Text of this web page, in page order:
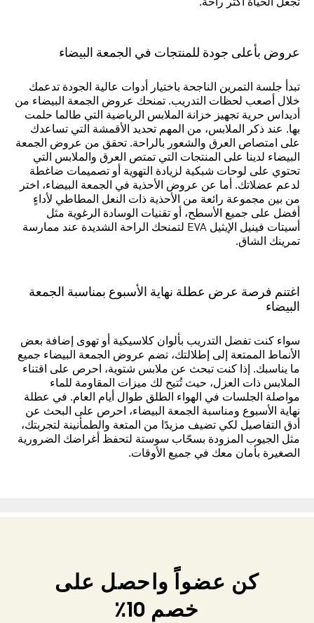
تجعل الحياة أكثر راحة.
عروض بأعلى جودة للمنتجات في الجمعة البيضاء
تبدأ جلسة التمرين الناجحة باختيار أدوات عالية الجودة تدعمك
خلال أصعب لحظات التدريب. تمنحك عروض الجمعة البيضاء من
أديداس حرية تجهيز خزانة الملابس الرياضية التي طالما حلمت
بها. عند ذكر الملابس، من المهم تحديد الأقمشة التي تساعدك
على امتصاص العرق والشعور بالراحة. تحقق من عروض الجمعة
البيضاء لدينا على المنتجات التي تمتص العرق والملابس التي
تحتوي على لوحات شبكية لزيادة التهوية أو تصميمات ضاغطة
لدعم عضلاتك. أما عن عروض الأحذية في الجمعة البيضاء، اختر
من بين مجموعة رائعة من الأحذية ذات النعل المطاطي لأداءٍ
أفضل على جميع الأسطح، أو تقنيات الوسادة الرغوية مثل
أسيتات فينيل الإيثيل EVA لتمنحك الراحة الشديدة عند ممارسة
تمرينك الشاق.
اغتنم فرصة عرض عطلة نهاية الأسبوع بمناسبة الجمعة
البيضاء
سواء كنت تفضل التدريب بألوان كلاسيكية أو تهوى إضافة بعض
الأنماط الممتعة إلى إطلالتك، تضم عروض الجمعة البيضاء جميع
ما يناسبك. إذا كنت تبحث عن ملابس شتوية، احرص على اقتناء
الملابس ذات العزل، حيث تُتيح لك ميزات المقاومة للماء
مواصلة الجلسات في الهواء الطلق طوال أيام العام. في عطلة
نهاية الأسبوع ومناسبة الجمعة البيضاء، احرص على البحث عن
أدق التفاصيل لكي تضيف مزيدًا من المتعة والطمأنينة لتجربتك،
مثل الجيوب المزودة بسحّاب سوستة لتحفظ أغراضك الضرورية
الصغيرة بأمان معك في جميع الأوقات.
كن عضواً واحصل على
خصم 10٪